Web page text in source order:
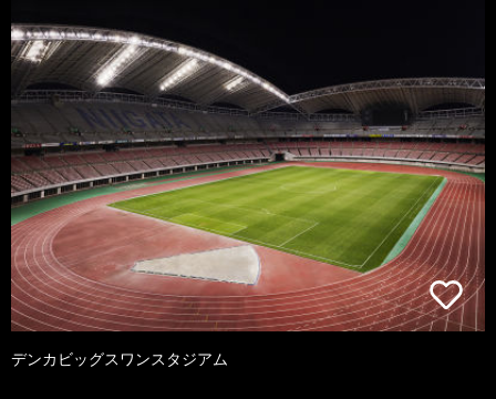
デンカビッグスワンスタジアム